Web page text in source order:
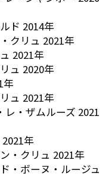
ド 2014年
クリュ 2021年
2021年
ュ 2020年
年
ュ 2021年
・ザムルーズ 2021
年
・クリュ 2021年
・ボーヌ・ルージュ